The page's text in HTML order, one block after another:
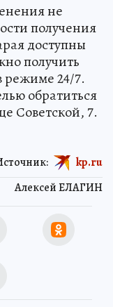
не
получения
доступны
получить
режиме 24/7.
обратиться
Советской, 7.
Алексей ЕЛАГИН
kp.ru